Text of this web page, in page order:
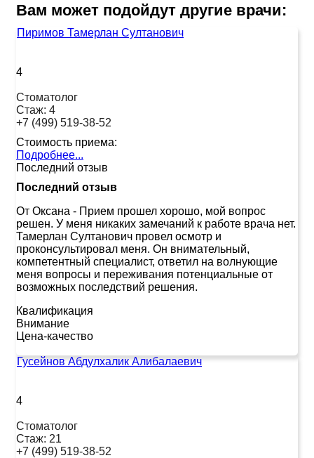
Вам может подойдут другие врачи:
Пиримов Тамерлан Султанович
4
Стоматолог
Стаж: 4
+7 (499) 519-38-52
Стоимость приема:
Подробнее...
Последний отзыв
Последний отзыв
От Оксана - Прием прошел хорошо, мой вопрос
решен. У меня никаких замечаний к работе врача нет.
Тамерлан Султанович провел осмотр и
проконсультировал меня. Он внимательный,
компетентный специалист, ответил на волнующие
меня вопросы и переживания потенциальные от
возможных последствий решения.
Квалификация
Внимание
Цена-качество
Гусейнов Абдулхалик Алибалаевич
4
Стоматолог
Стаж: 21
+7 (499) 519-38-52